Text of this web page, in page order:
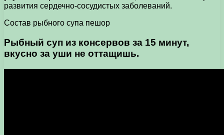
развития сердечно-сосудистых заболеваний.
Состав рыбного супа пешор
Рыбный суп из консервов за 15 минут,
вкусно за уши не оттащишь.